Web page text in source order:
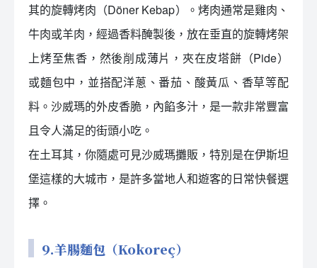
其的旋轉烤肉（Döner Kebap）。烤肉通常是雞肉、
牛肉或羊肉，經過香料醃製後，放在垂直的旋轉烤架
上烤至焦香，然後削成薄片，夾在皮塔餅（Pide）
或麵包中，並搭配洋蔥、番茄、酸黃瓜、香草等配
料。沙威瑪的外皮香脆，內餡多汁，是一款非常豐富
且令人滿足的街頭小吃。
在土耳其，你隨處可見沙威瑪攤販，特別是在伊斯坦
堡這樣的大城市，是許多當地人和遊客的日常快餐選
擇。
9.羊腸麵包（Kokoreç）